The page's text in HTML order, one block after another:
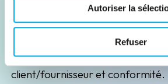
Autoriser la
Refuser
Leader de l'information sur les
plus de 130 ans, ELLISPHERE
acteurs économiques dans leurs
B2B de data marketing, gestion
client/fournisseur et conformité.